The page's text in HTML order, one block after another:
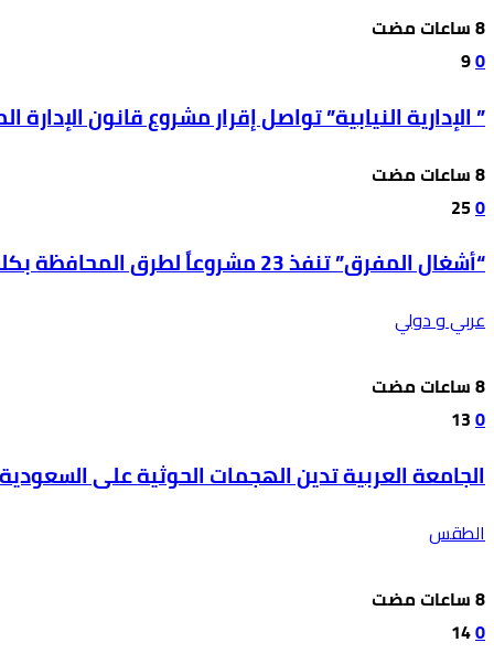
0
9
” الإدارية النيابية” تواصل إقرار مشروع قانون الإدارة
0
25
“أشغال المفرق” تنفذ 23 مشروعاً لطرق المحافظة بكلفة 850 ألف دينار
عربي و دولي
0
13
الجامعة العربية تدين الهجمات الحوثية على
الطقس
0
14